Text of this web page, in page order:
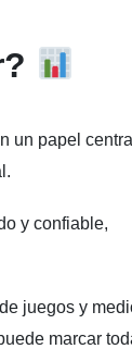
un papel
y confiable,
juegos y
marcar